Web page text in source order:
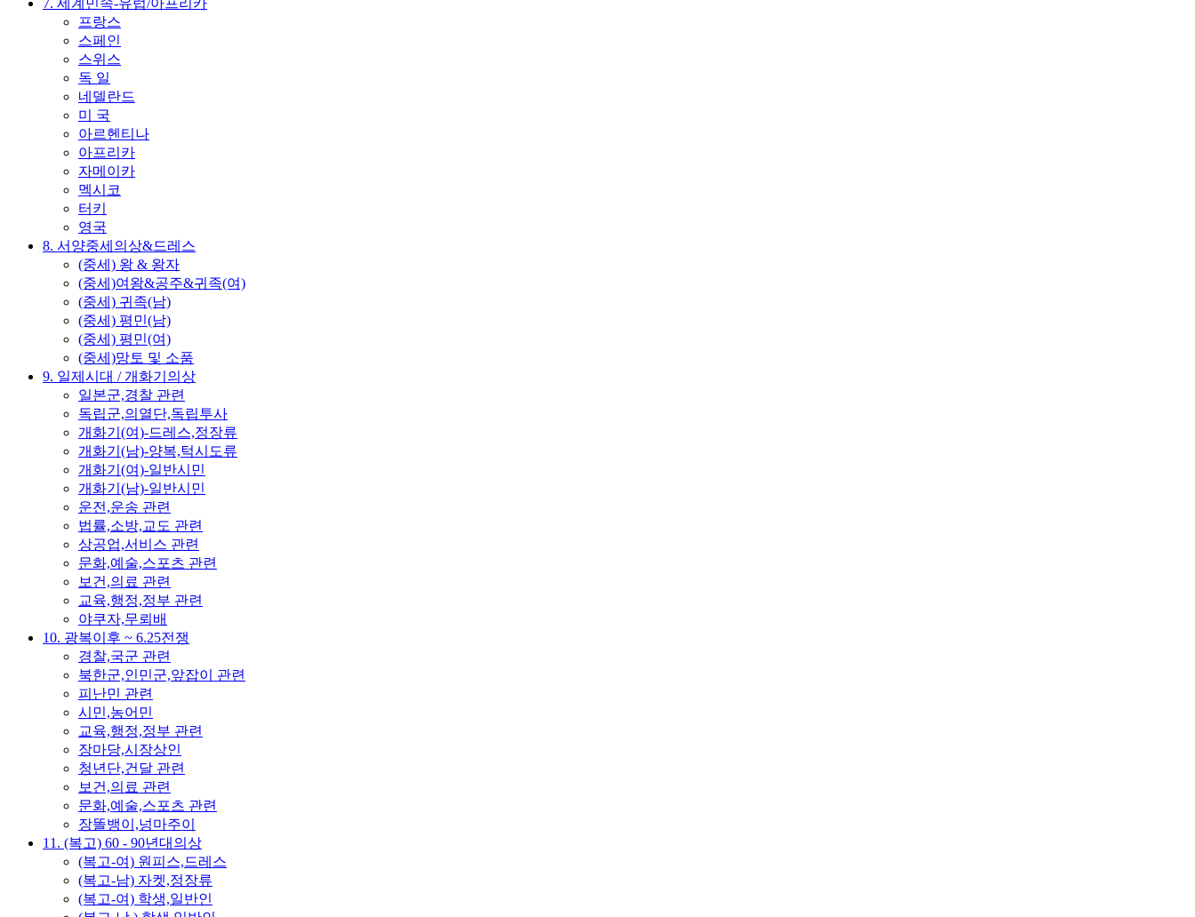
7. 세계민속-유럽/아프리카
프랑스
스페인
스위스
독 일
네델란드
미 국
아르헨티나
아프리카
자메이카
멕시코
터키
영국
8. 서양중세의상&드레스
(중세) 왕 & 왕자
(중세)여왕&공주&귀족(여)
(중세) 귀족(남)
(중세) 평민(남)
(중세) 평민(여)
(중세)망토 및 소품
9. 일제시대 / 개화기의상
일본군,경찰 관련
독립군,의열단,독립투사
개화기(여)-드레스,정장류
개화기(남)-양복,턱시도류
개화기(여)-일반시민
개화기(남)-일반시민
운전,운송 관련
법률,소방,교도 관련
상공업,서비스 관련
문화,예술,스포츠 관련
보건,의료 관련
교육,행정,정부 관련
야쿠자,무뢰배
10. 광복이후 ~ 6.25전쟁
경찰,국군 관련
북한군,인민군,앞잡이 관련
피난민 관련
시민,농어민
교육,행정,정부 관련
장마당,시장상인
청년단,건달 관련
보건,의료 관련
문화,예술,스포츠 관련
장똘뱅이,넝마주이
11. (복고) 60 - 90년대의상
(복고-여) 원피스,드레스
(복고-남) 자켓,정장류
(복고-여) 학생,일반인